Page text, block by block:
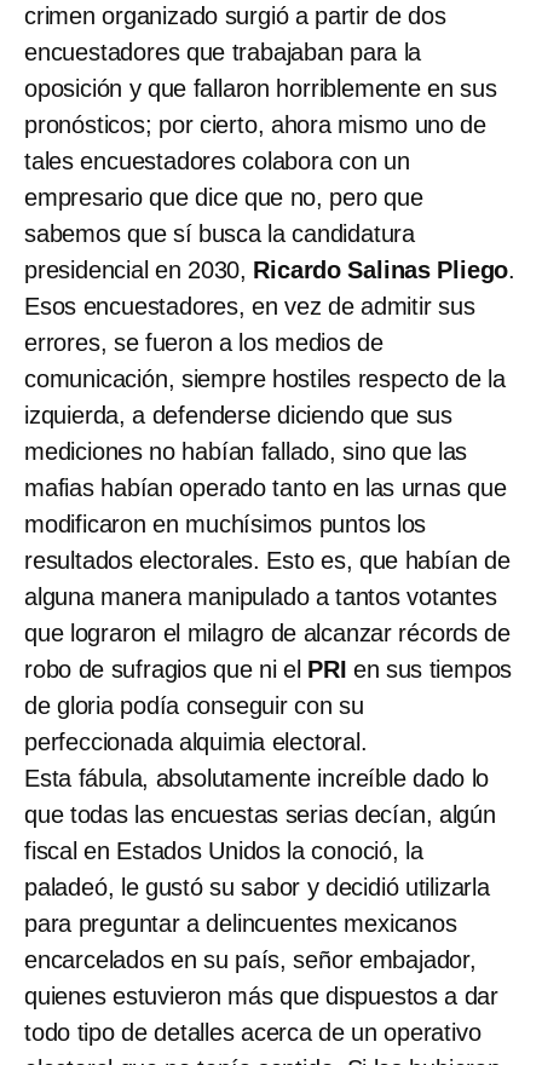
crimen organizado surgió a partir de dos
encuestadores que trabajaban para la
oposición y que fallaron horriblemente en sus
pronósticos; por cierto, ahora mismo uno de
tales encuestadores colabora con un
empresario que dice que no, pero que
sabemos que sí busca la candidatura
presidencial en 2030, Ricardo Salinas Pliego.
Esos encuestadores, en vez de admitir sus
errores, se fueron a los medios de
comunicación, siempre hostiles respecto de la
izquierda, a defenderse diciendo que sus
mediciones no habían fallado, sino que las
mafias habían operado tanto en las urnas que
modificaron en muchísimos puntos los
resultados electorales. Esto es, que habían de
alguna manera manipulado a tantos votantes
que lograron el milagro de alcanzar récords de
robo de sufragios que ni el PRI en sus tiempos
de gloria podía conseguir con su
perfeccionada alquimia electoral.
Esta fábula, absolutamente increíble dado lo
que todas las encuestas serias decían, algún
fiscal en Estados Unidos la conoció, la
paladeó, le gustó su sabor y decidió utilizarla
para preguntar a delincuentes mexicanos
encarcelados en su país, señor embajador,
quienes estuvieron más que dispuestos a dar
todo tipo de detalles acerca de un operativo